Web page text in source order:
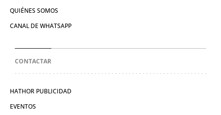
QUIÉNES SOMOS
CANAL DE WHATSAPP
CONTACTAR
HATHOR PUBLICIDAD
EVENTOS